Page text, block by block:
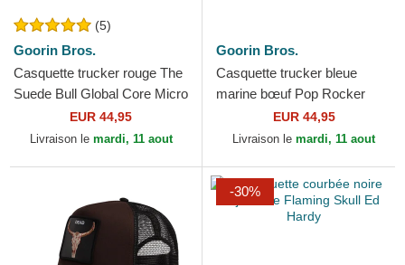
(5)
Goorin Bros.
Casquette trucker rouge The
Suede Bull Global Core Micro
Suede The Farm Goorin
Bros.
EUR 44,95
Livraison le mardi, 11 aout
Goorin Bros.
Casquette trucker bleue
marine bœuf Pop Rocker
Skull The Farm Goorin Bros.
EUR 44,95
Livraison le mardi, 11 aout
-30%